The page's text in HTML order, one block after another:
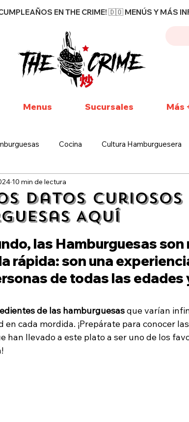
EN THE CRIME! 🇩🇴 MENÚS Y MÁS
Menus Sucursales Más
Cocina Cultura Hamburguesera
Más que Hamburguesas
Postres y Dulces Eventos y Actividades
PAA & FAQs Reseñas
Datos Curiosos
Aquí
10 min de lectura
las Hamburguesas
rápida: son una
de todas las
de las hamburguesas que varían
cada mordida. ¡Prepárate para conocer
han llevado a este plato a ser uno de los